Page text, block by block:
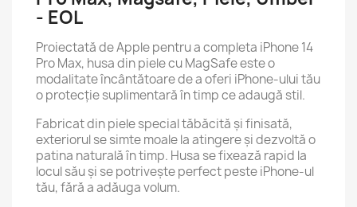
- EOL
Proiectată de Apple pentru a completa iPhone 14
Pro Max, husa din piele cu MagSafe este o
modalitate încântătoare de a oferi iPhone-ului tău
o protecție suplimentară în timp ce adaugă stil.
Fabricat din piele special tăbăcită și finisată,
exteriorul se simte moale la atingere și dezvoltă o
patina naturală în timp. Husa se fixează rapid la
locul său și se potrivește perfect peste iPhone-ul
tău, fără a adăuga volum.